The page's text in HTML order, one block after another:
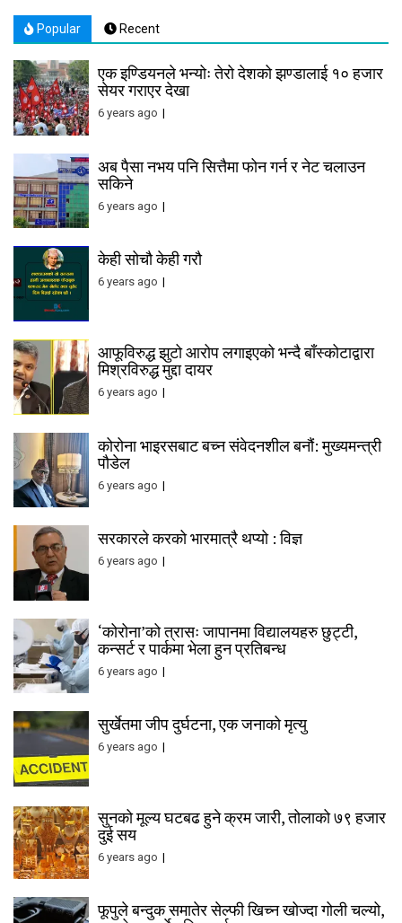
Popular Recent
एक इण्डियनले भन्योः तेरो देशको झण्डालाई १० हजार
सेयर गराएर देखा
6 years ago
अब पैसा नभय पनि सित्तैमा फोन गर्न र नेट चलाउन
सकिने
6 years ago
केही सोचौ केही गरौ
6 years ago
आफूविरुद्ध झुटो आरोप लगाइएको भन्दै बाँस्कोटाद्वारा
मिश्रविरुद्ध मुद्दा दायर
6 years ago
कोरोना भाइरसबाट बच्न संवेदनशील बनौं: मुख्यमन्त्री
पौडेल
6 years ago
सरकारले करको भारमात्रै थप्यो : विज्ञ
6 years ago
‘कोरोना’को त्रासः जापानमा विद्यालयहरु छुट्टी,
कन्सर्ट र पार्कमा भेला हुन प्रतिबन्ध
6 years ago
सुर्खेतमा जीप दुर्घटना, एक जनाको मृत्यु
6 years ago
सुनको मूल्य घटबढ हुने क्रम जारी, तोलाको ७९ हजार
दुई सय
6 years ago
फूपुले बन्दुक समातेर सेल्फी खिच्न खोज्दा गोली चल्यो,